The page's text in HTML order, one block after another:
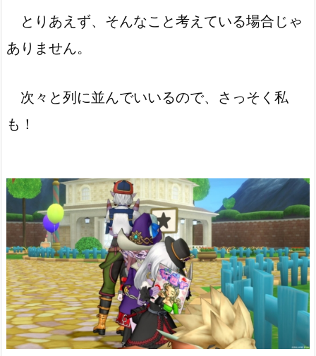
とりあえず、そんなこと考えている場合じゃ
ありません。
次々と列に並んでいいるので、さっそく私
も！